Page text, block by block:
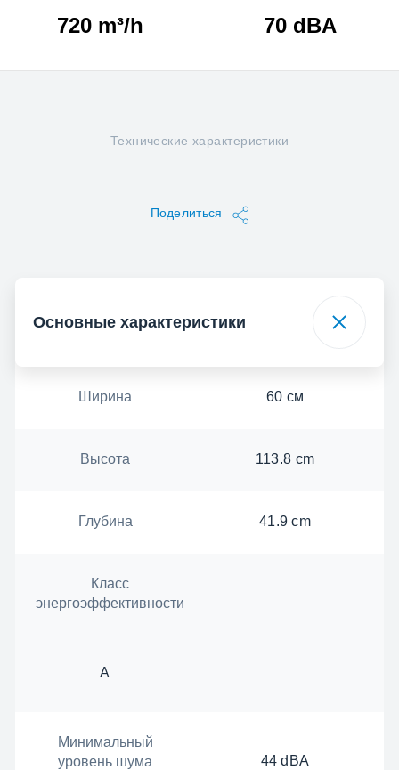
720 m³/h 70 dBA
Технические характеристики
Поделиться
Основные характеристики
Ширина 60 см
Высота 113.8 cm
Глубина 41.9 cm
Класс
энергоэффективности
А
Минимальный
уровень шума
44 dBA